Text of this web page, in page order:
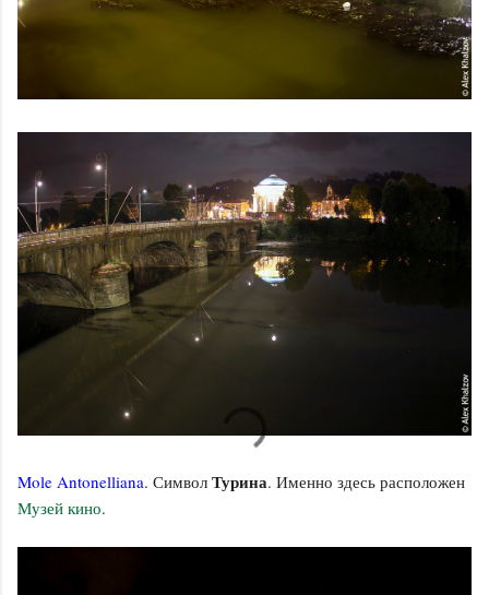
Mole Antonelliana. Символ Турина. Именно здесь расположен
Музей кино.